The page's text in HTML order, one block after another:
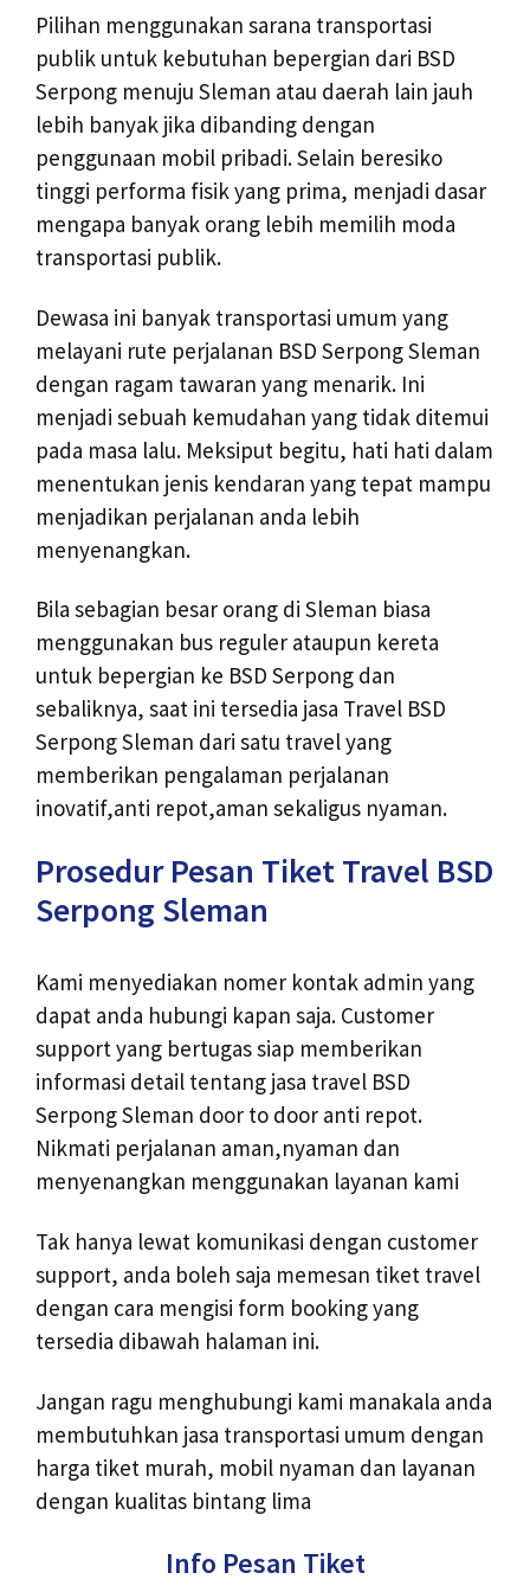
Pilihan menggunakan sarana transportasi
publik untuk kebutuhan bepergian dari BSD
Serpong menuju Sleman atau daerah lain jauh
lebih banyak jika dibanding dengan
penggunaan mobil pribadi. Selain beresiko
tinggi performa fisik yang prima, menjadi dasar
mengapa banyak orang lebih memilih moda
transportasi publik.
Dewasa ini banyak transportasi umum yang
melayani rute perjalanan BSD Serpong Sleman
dengan ragam tawaran yang menarik. Ini
menjadi sebuah kemudahan yang tidak ditemui
pada masa lalu. Meksiput begitu, hati hati dalam
menentukan jenis kendaran yang tepat mampu
menjadikan perjalanan anda lebih
menyenangkan.
Bila sebagian besar orang di Sleman biasa
menggunakan bus reguler ataupun kereta
untuk bepergian ke BSD Serpong dan
sebaliknya, saat ini tersedia jasa Travel BSD
Serpong Sleman dari satu travel yang
memberikan pengalaman perjalanan
inovatif,anti repot,aman sekaligus nyaman.
Prosedur Pesan Tiket Travel BSD
Serpong Sleman
Kami menyediakan nomer kontak admin yang
dapat anda hubungi kapan saja. Customer
support yang bertugas siap memberikan
informasi detail tentang jasa travel BSD
Serpong Sleman door to door anti repot.
Nikmati perjalanan aman,nyaman dan
menyenangkan menggunakan layanan kami
Tak hanya lewat komunikasi dengan customer
support, anda boleh saja memesan tiket travel
dengan cara mengisi form booking yang
tersedia dibawah halaman ini.
Jangan ragu menghubungi kami manakala anda
membutuhkan jasa transportasi umum dengan
harga tiket murah, mobil nyaman dan layanan
dengan kualitas bintang lima
Info Pesan Tiket